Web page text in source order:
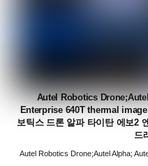
Autel Robotics
Enterprise 640T thermal
보틱스 드론 알파 타이탄 에보2
드
Autel Robotics Drone;Autel Alpha;